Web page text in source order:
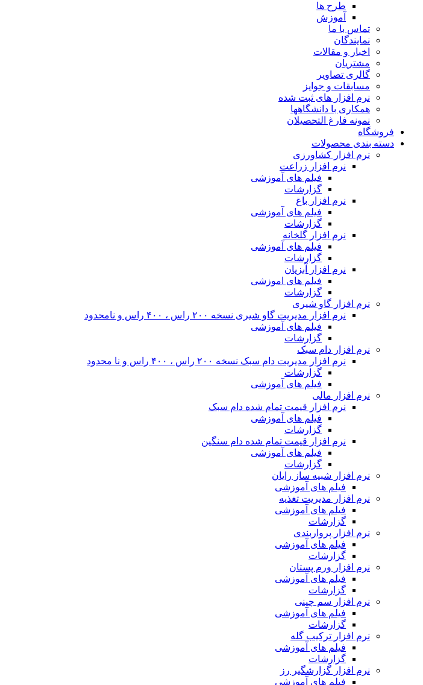
طرح ها
آموزش
تماس با ما
نمایندگان
اخبار و مقالات
مشتریان
گالری تصاویر
مسابقات و جوایز
نرم افزار های ثبت شده
همکاری با دانشگاهها
نمونه فارغ التحصیلان
فروشگاه
دسته بندی محصولات
نرم افزار کشاورزی
نرم افزار زراعت
فیلم های آموزشی
گزارشات
نرم افزار باغ
فیلم های آموزشی
گزارشات
نرم افزار گلخانه
فیلم های آموزشی
گزارشات
نرم افزار آبزیان
فیلم های اموزشی
گزارشات
نرم افزار گاو شیری
نرم افزار مدیریت گاو شیری نسخه ۲۰۰ راس ، ۴۰۰ راس و نامحدود
فیلم های آموزشی
گزارشات
نرم افزار دام سبک
نرم افزار مدیریت دام سبک نسخه ۲۰۰ راس ، ۴۰۰ راس و نا محدود
گزارشات
فیلم های آموزشی
نرم افزار مالی
نرم افزار قیمت تمام شده دام سبک
فیلم های آموزشی
گزارشات
نرم افزار قیمت تمام شده دام سنگین
فیلم های آموزشی
گزارشات
نرم افزار شبیه ساز رایان
فیلم های آموزشی
نرم افزار مدیریت تغذیه
فیلم های آموزشی
گزارشات
نرم افزار پرواربندی
فیلم های آموزشی
گزارشات
نرم افزار ورم پستان
فیلم های آموزشی
گزارشات
نرم افزار سم چینی
فیلم های آموزشی
گزارشات
نرم افزار ترکیب گله
فیلم های آموزشی
گزارشات
نرم افزار گزارشگیر رز
فیلم های آموزشی